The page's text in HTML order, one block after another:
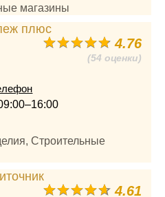
магазины
4.76
(54 оценки)
Строительные
4.61